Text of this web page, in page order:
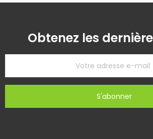
Obtenez les
S'abonner